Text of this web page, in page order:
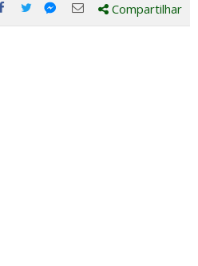
Compartilhe
Compartilhe
Compartilhe
Compartilhe
Compartilhar